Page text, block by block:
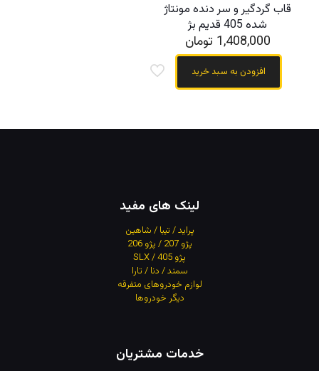
قاب گردگیر و سر دنده مونتاژ
شده 405 قدیم بژ
1,408,000 تومان
افزودن به سبد خرید
لینک های مفید
پراید / تیبا / شاهین
پژو 207 / پژو 206
پژو 405 / SLX
سمند / دنا / تارا
لوازم خودروهای متفرقه
دیگر خودروها
خدمات مشتریان